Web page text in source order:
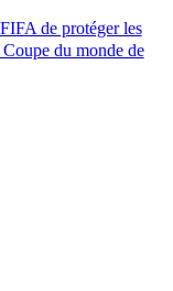
de protéger les
du monde de